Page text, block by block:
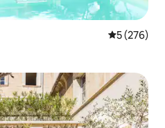
5 de uma
5 (276)